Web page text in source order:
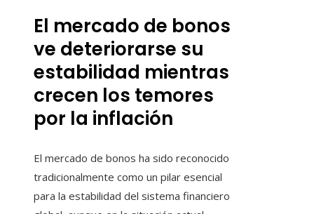
El mercado de bonos
ve deteriorarse su
estabilidad mientras
crecen los temores
por la inflación
El mercado de bonos ha sido reconocido
tradicionalmente como un pilar esencial
para la estabilidad del sistema financiero